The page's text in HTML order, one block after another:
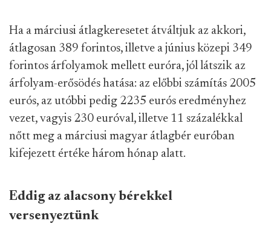
Ha a márciusi átlagkeresetet átváltjuk az akkori,
átlagosan 389 forintos, illetve a június közepi 349
forintos árfolyamok mellett euróra, jól látszik az
árfolyam-erősödés hatása: az előbbi számítás 2005
eurós, az utóbbi pedig 2235 eurós eredményhez
vezet, vagyis 230 euróval, illetve 11 százalékkal
nőtt meg a márciusi magyar átlagbér euróban
kifejezett értéke három hónap alatt.
Eddig az alacsony bérekkel
versenyeztünk